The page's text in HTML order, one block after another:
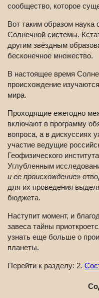
сообщество, которое
Вот таким образом наука
Солнечной системы.
другим звёздным
бесконечное множество.
В настоящее время
происхождение
мира.
Проходящие ежегодно
включают в программу
вопроса, а в дискуссиях
участие ведущие
Геофизического
Углубленным
и ее происхождение»
для их проведения
бюджета.
Наступит момент, и
завеса тайны
узнать еще больше о
планеты.
Перейти к разделу: 2.